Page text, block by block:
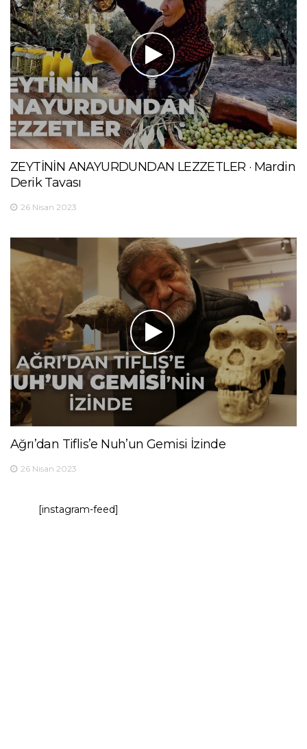
ZEYTİNİN ANAYURDUNDAN LEZZETLER · Mardin
Derik Tavası
26 Nisan 2023
Ağrı’dan Tiflis’e Nuh’un Gemisi İzinde
26 Nisan 2023
[instagram-feed]